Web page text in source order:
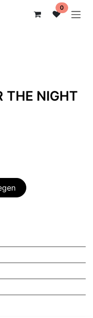
0
THE NIGHT